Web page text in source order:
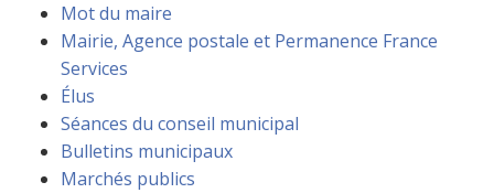
Mot du maire
Mairie, Agence postale et Permanence France
Services
Élus
Séances du conseil municipal
Bulletins municipaux
Marchés publics